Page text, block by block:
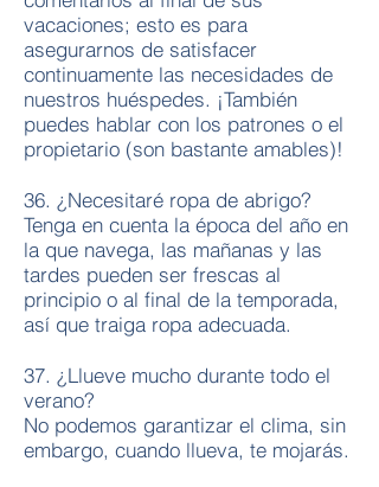
vacaciones; esto es para
asegurarnos de satisfacer
continuamente las necesidades de
nuestros huéspedes. ¡También
puedes hablar con los patrones o el
propietario (son bastante amables)!
36. ¿Necesitaré ropa de abrigo?
Tenga en cuenta la época del año en
la que navega, las mañanas y las
tardes pueden ser frescas al
principio o al final de la temporada,
así que traiga ropa adecuada.
37. ¿Llueve mucho durante todo el
verano?
No podemos garantizar el clima, sin
embargo, cuando llueva, te mojarás.